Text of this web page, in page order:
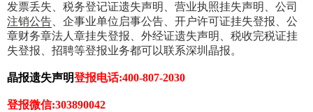
发票丢失、税务登记证遗失声明、营业执照挂失声明、公司
注销公告 、企事业单位启事公告、开户许可证挂失登报、公
章财务章法人章挂失登报、外经证遗失声明、税收完税证挂
失登报、招聘等登报业务都可以联系深圳晶报。
晶报遗失声明登报电话:400-807-2030
登报微信:303890042